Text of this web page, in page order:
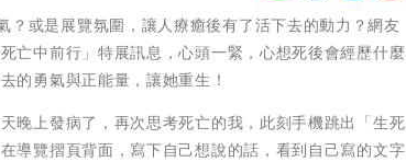
或是展覽氛圍，讓人療癒後有了活下去的動力？網友
亡中前行」特展訊息，心頭一緊，心想死後會經歷什麼
的勇氣與正能量，讓她重生！
晚上發病了，再次思考死亡的我，此刻手機跳出「生死
導覽摺頁背面，寫下自己想說的話，看到自己寫的文字